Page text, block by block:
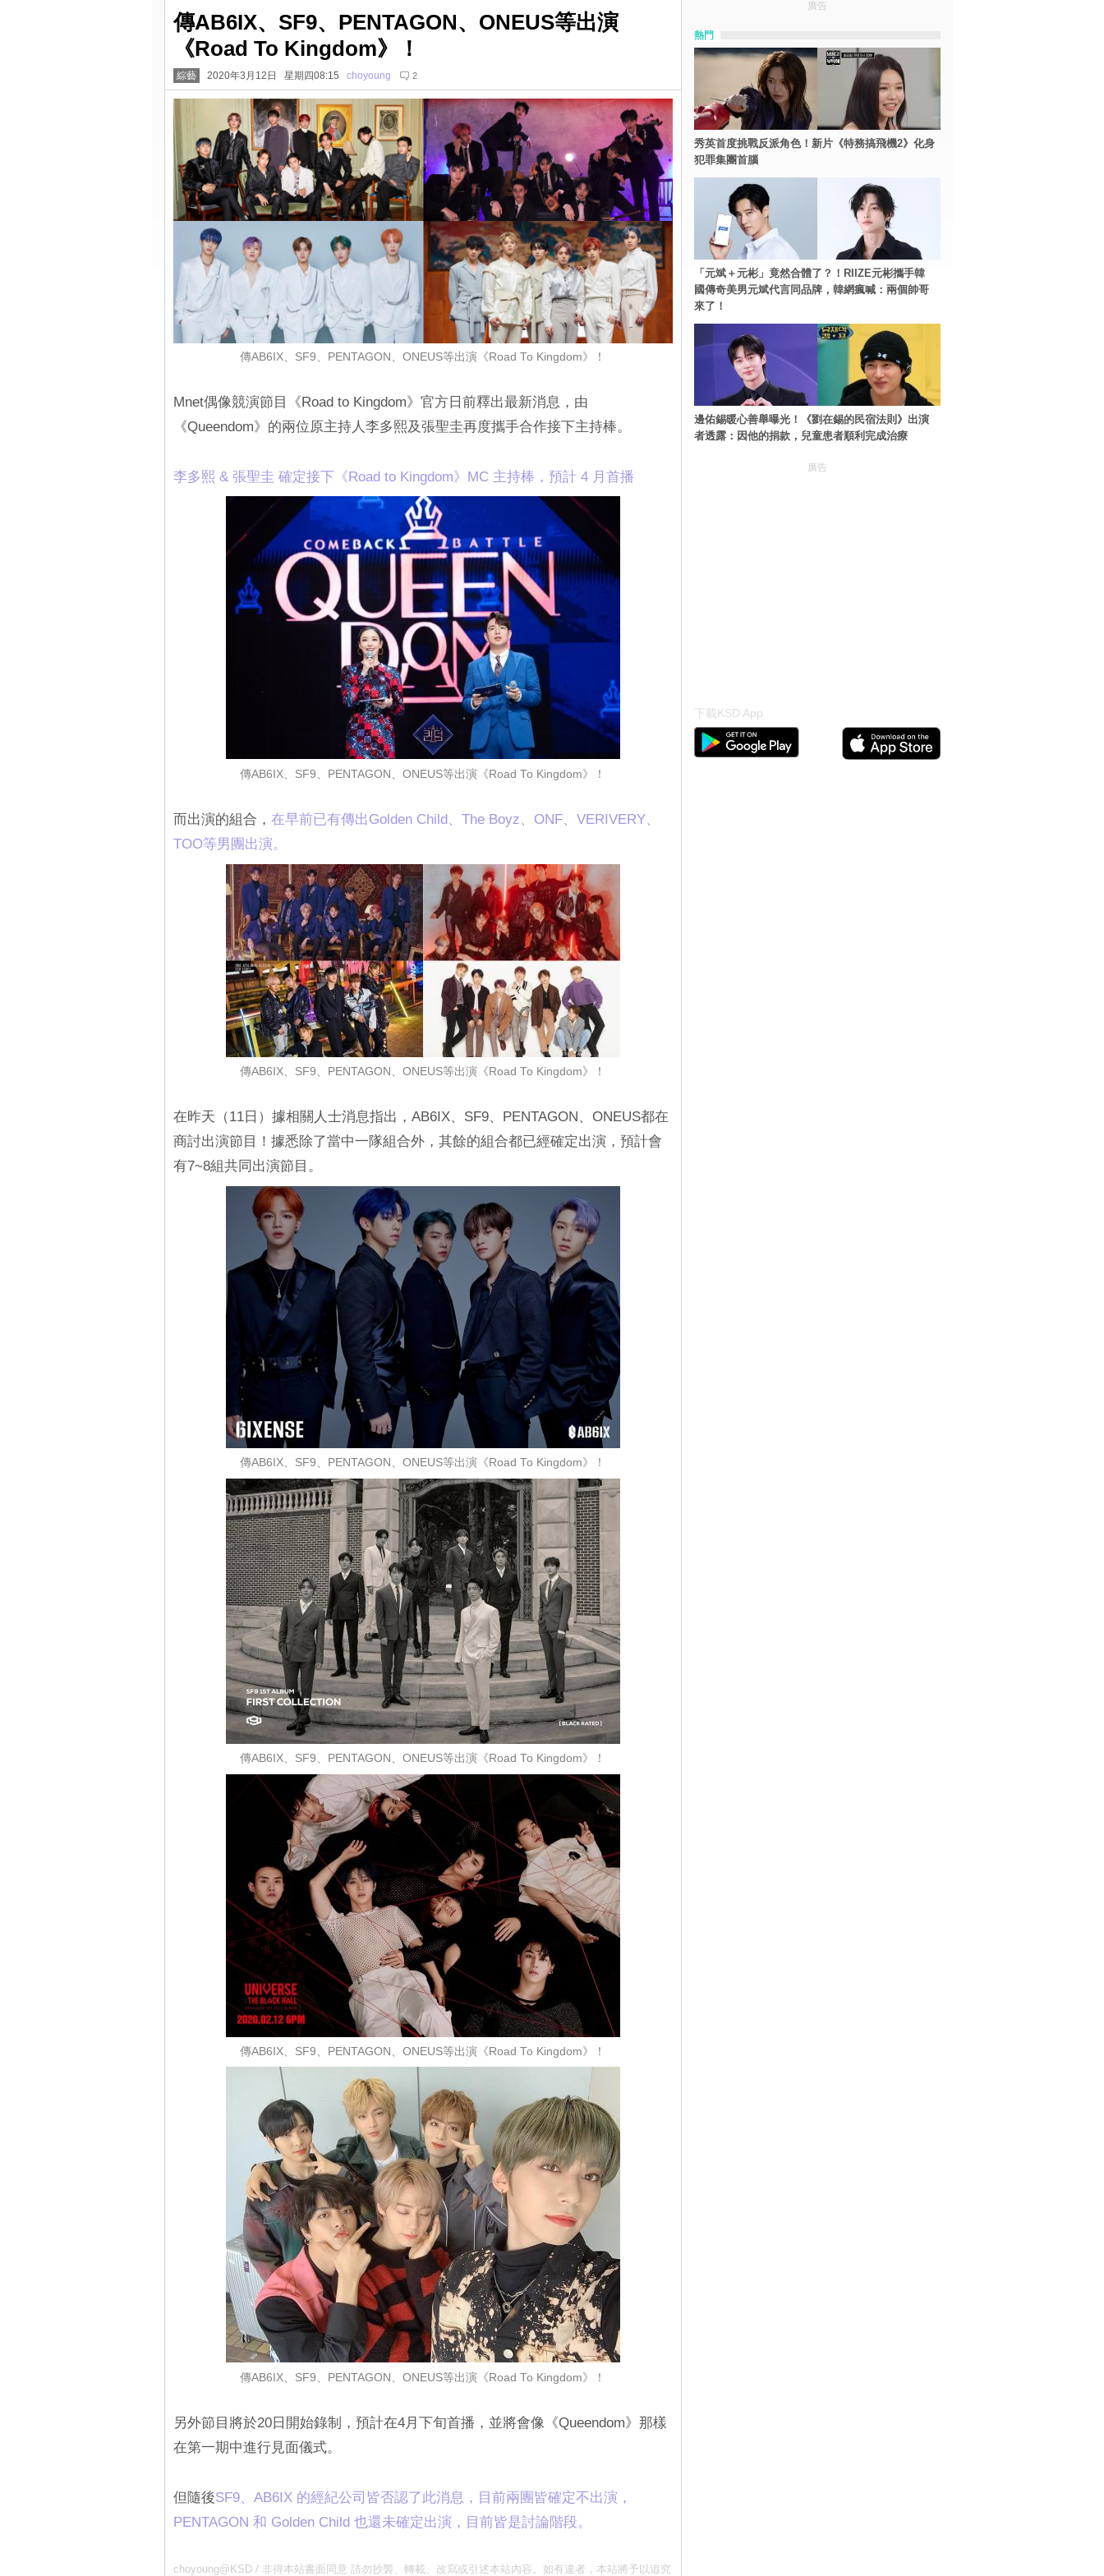
傳AB6IX、SF9、PENTAGON、ONEUS等出演
《Road To Kingdom》！
綜藝 2020年3月12日 星期四08:15 choyoung 2
傳AB6IX、SF9、PENTAGON、ONEUS等出演《Road To Kingdom》！
Mnet偶像競演節目《Road to Kingdom》官方日前釋出最新消息，由
《Queendom》的兩位原主持人李多熙及張聖圭再度攜手合作接下主持棒。
李多熙 & 張聖圭 確定接下《Road to Kingdom》MC 主持棒，預計 4 月首播
傳AB6IX、SF9、PENTAGON、ONEUS等出演《Road To Kingdom》！
而出演的組合， 在早前已有傳出Golden Child、The Boyz、ONF、VERIVERY、
TOO等男團出演。
傳AB6IX、SF9、PENTAGON、ONEUS等出演《Road To Kingdom》！
在昨天（11日）據相關人士消息指出，AB6IX、SF9、PENTAGON、ONEUS都在
商討出演節目！據悉除了當中一隊組合外，其餘的組合都已經確定出演，預計會
有7~8組共同出演節目。
傳AB6IX、SF9、PENTAGON、ONEUS等出演《Road To Kingdom》！
傳AB6IX、SF9、PENTAGON、ONEUS等出演《Road To Kingdom》！
傳AB6IX、SF9、PENTAGON、ONEUS等出演《Road To Kingdom》！
傳AB6IX、SF9、PENTAGON、ONEUS等出演《Road To Kingdom》！
另外節目將於20日開始錄制，預計在4月下旬首播，並將會像《Queendom》那樣
在第一期中進行見面儀式。
但隨後SF9、AB6IX 的經紀公司皆否認了此消息，目前兩團皆確定不出演，
PENTAGON 和 Golden Child 也還未確定出演，目前皆是討論階段。
choyoung@KSD / 非得本站書面同意 請勿抄襲、轉載、改寫或引述本站內容。如有違者，本站將予以追究
廣告
熱門
秀英首度挑戰反派角色！新片《特務搞飛機2》化身
犯罪集團首腦
「元斌＋元彬」竟然合體了？！RIIZE元彬攜手韓
國傳奇美男元斌代言同品牌，韓網瘋喊：兩個帥哥
來了！
邊佑錫暖心善舉曝光！《劉在錫的民宿法則》出演
者透露：因他的捐款，兒童患者順利完成治療
廣告
下載KSD App